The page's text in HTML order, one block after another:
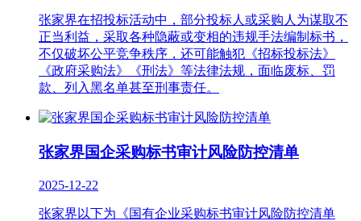
张家界在招投标活动中，部分投标人或采购人为谋取不
正当利益，采取各种隐蔽或变相的违规手法编制标书，
不仅破坏公平竞争秩序，还可能触犯《招标投标法》
《政府采购法》《刑法》等法律法规，面临废标、罚
款、列入黑名单甚至刑事责任。
张家界国企采购标书审计风险防控清单
2025-12-22
张家界以下为《国有企业采购标书审计风险防控清单